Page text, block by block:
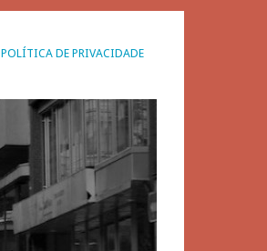
POLÍTICA DE PRIVACIDADE